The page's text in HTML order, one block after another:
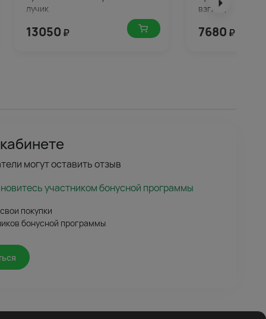
лучик
13050 ₽
взгляд
7680 ₽
могут оставить отзыв
участником бонусной программы
покупки
бонусной программы